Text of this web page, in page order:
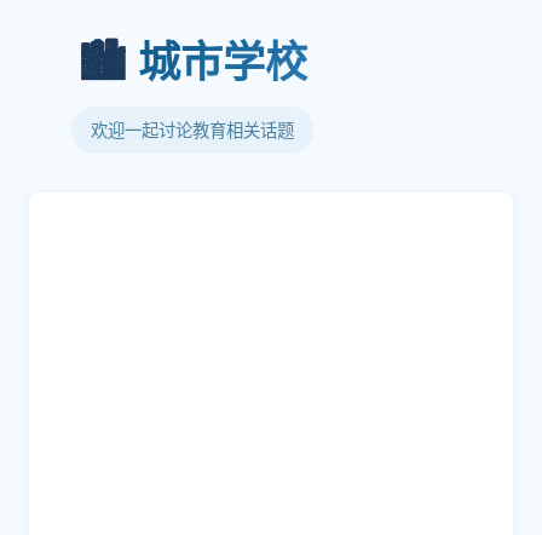
🏙️ 城市学校
欢迎一起讨论教育相关话题